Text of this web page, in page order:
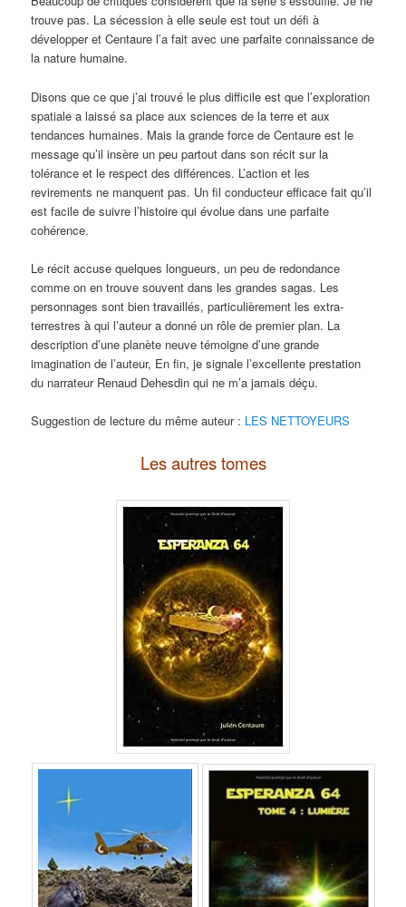
trouve pas. La sécession à elle seule est tout un défi à
développer et Centaure l’a fait avec une parfaite connaissance de
la nature humaine.
Disons que ce que j’ai trouvé le plus difficile est que l’exploration
spatiale a laissé sa place aux sciences de la terre et aux
tendances humaines. Mais la grande force de Centaure est le
message qu’il insère un peu partout dans son récit sur la
tolérance et le respect des différences. L’action et les
revirements ne manquent pas. Un fil conducteur efficace fait qu’il
est facile de suivre l’histoire qui évolue dans une parfaite
cohérence.
Le récit accuse quelques longueurs, un peu de redondance
comme on en trouve souvent dans les grandes sagas. Les
personnages sont bien travaillés, particulièrement les extra-
terrestres à qui l’auteur a donné un rôle de premier plan. La
description d’une planète neuve témoigne d’une grande
imagination de l’auteur, En fin, je signale l’excellente prestation
du narrateur Renaud Dehesdin qui ne m’a jamais déçu.
Suggestion de lecture du même auteur : LES NETTOYEURS
Les autres tomes